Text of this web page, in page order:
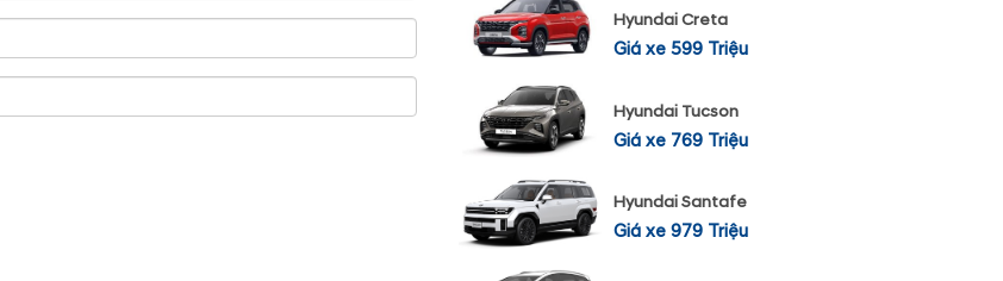
Hyundai Creta
Giá xe 599 Triệu
Hyundai Tucson
Giá xe 769 Triệu
Hyundai Santafe
Giá xe 979 Triệu